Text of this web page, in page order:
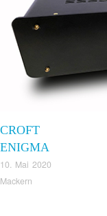
CROFT
ENIGMA
10. Mai 2020
Mackern